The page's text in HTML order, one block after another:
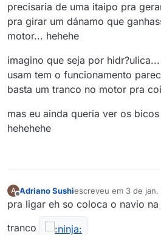
precisaria de uma itaipo pra
pra girar um dánamo que
motor... hehehe
imagino que seja por
usam tem o funcionamento
basta um tranco no motor pra
mas eu ainda queria ver os
hehehehe
A
Offline
Adriano Sushiescreveu em 3 de jan.
última edição por
pra ligar eh so coloca o navio
tranco